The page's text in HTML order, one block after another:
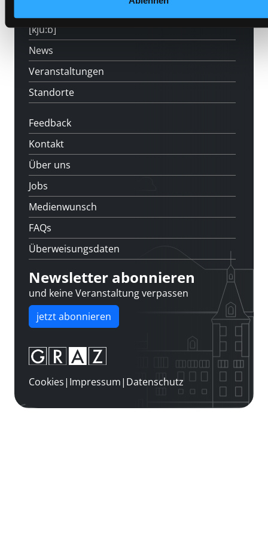
[kju:b]
News
Veranstaltungen
Standorte
Feedback
Kontakt
Über uns
Jobs
Medienwunsch
FAQs
Überweisungsdaten
Newsletter abonnieren
und keine Veranstaltung verpassen
jetzt abonnieren
Cookies| Impressum| Datenschutz